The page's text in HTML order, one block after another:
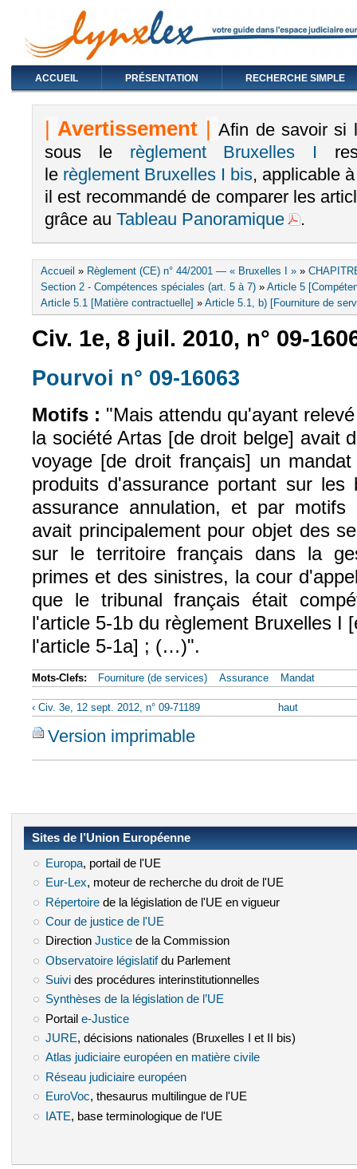
ACCUEIL PRÉSENTATION RECHERCHE SIMPLE
|Avertissement | Afin de savoir si
sous le règlement Bruxelles I
le règlement Bruxelles I bis, applicable
il est recommandé de comparer les
grâce au Tableau Panoramique .
Vous êtes ici
Accueil » Règlement (CE) n° 44/2001 — « Bruxelles I » »
Section 2 - Compétences spéciales (art. 5 à 7) » Article 5
Article 5.1 [Matière contractuelle] » Article 5.1, b) [Fourniture de
Civ. 1e, 8 juil. 2010, n° 09-
Pourvoi n° 09-16063
Motifs : "Mais attendu qu'ayant
la société Artas [de droit belge] avait
voyage [de droit français] un
produits d'assurance portant sur les
assurance annulation, et par
avait principalement pour objet des
sur le territoire français dans la
primes et des sinistres, la cour
que le tribunal français était
l'article 5-1b du règlement Bruxelles I
l'article 5-1a] ; (…)".
Mots-Clefs: Fourniture (de services) Assurance Mandat
‹ Civ. 3e, 12 sept. 2012, n° 09-71189 haut
Version imprimable
Sites de l’Union Européenne
Europa(le lien est externe)
, portail de l'UE
Eur-Lex(le lien est externe)
, moteur de recherche du droit de l'UE
Répertoire(le lien est externe)
de la législation de l'UE en vigueur
Cour de justice de l'UE
Direction Justice(le lien est externe)
de la Commission
Observatoire législatif(le lien est externe)
du Parlement
Suivi(le lien est externe)
des procédures interinstitutionnelles
Synthèses de la législation de l’UE
Portail e-Justice(le lien est externe)
JURE(le lien est externe)
, décisions nationales (Bruxelles I et II bis)
Atlas judiciaire européen en matière civile(le lien est externe)
Réseau judiciaire européen(le lien est externe)
EuroVoc(le lien est externe)
, thesaurus multilingue de l'UE
IATE (le lien est externe)
, base terminologique de l'UE